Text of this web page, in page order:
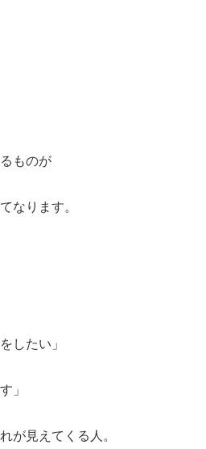
ものが
なります。
したい」
」
が見えてくる人。